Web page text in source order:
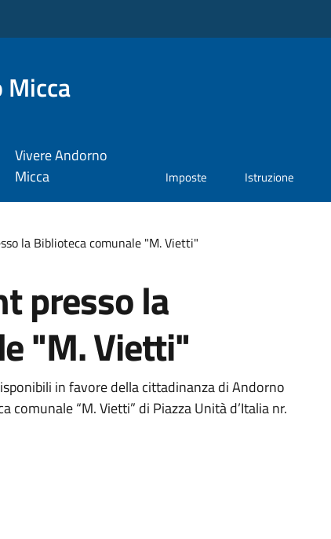
Micca
Vivere Andorno
Micca
Imposte Istruzione
la Biblioteca comunale "M. Vietti"
presso la
"M. Vietti"
in favore della cittadinanza di Andorno
“M. Vietti” di Piazza Unità d’Italia nr.